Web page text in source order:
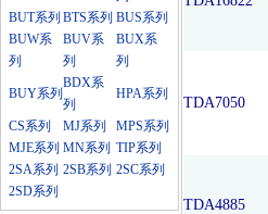
BUT系列 BTS系列 BUS系列
BUW系
列
BUV系
列
BUX系
列
BUY系列
BDX系
列
HPA系列
CS系列 MJ系列
MPS系列
MJE系列 MN系列
TIP系列
2SA系列 2SB系列 2SC系列
2SD系列
TDA7050
TDA4885